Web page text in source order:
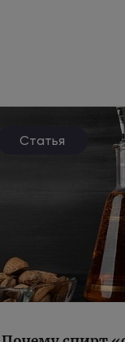
Статья